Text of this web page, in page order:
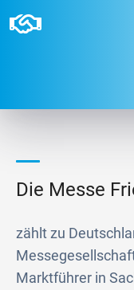
Die Messe
zählt zu
Marktführer in